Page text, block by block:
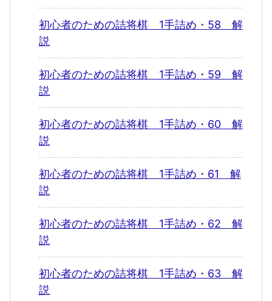
初心者のための詰将棋 1手詰め・58 解
説
初心者のための詰将棋 1手詰め・59 解
説
初心者のための詰将棋 1手詰め・60 解
説
初心者のための詰将棋 1手詰め・61 解
説
初心者のための詰将棋 1手詰め・62 解
説
初心者のための詰将棋 1手詰め・63 解
説